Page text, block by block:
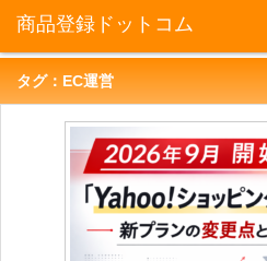
タグ：EC運営